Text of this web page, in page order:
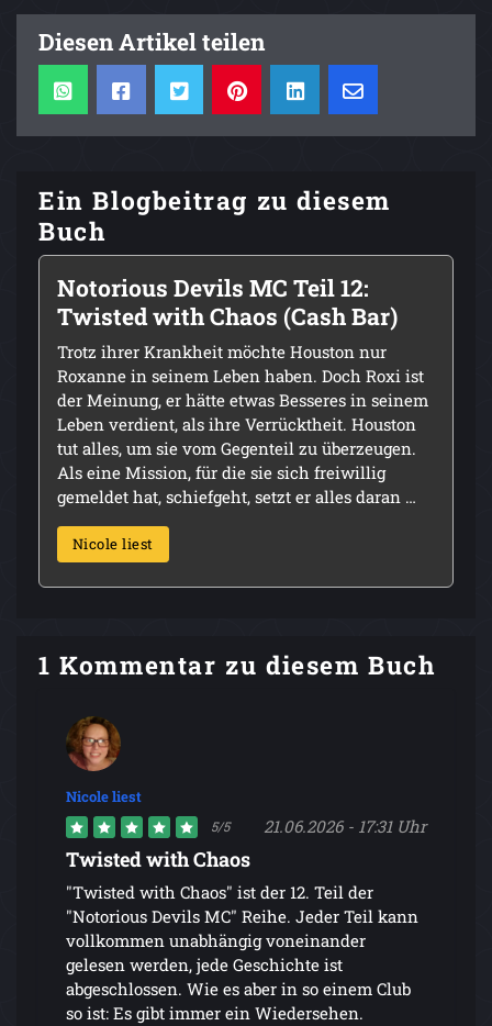
Diesen Artikel teilen
Ein Blogbeitrag zu diesem
Buch
Notorious Devils MC Teil 12:
Twisted with Chaos (Cash Bar)
Trotz ihrer Krankheit möchte Houston nur
Roxanne in seinem Leben haben. Doch Roxi ist
der Meinung, er hätte etwas Besseres in seinem
Leben verdient, als ihre Verrücktheit. Houston
tut alles, um sie vom Gegenteil zu überzeugen.
Als eine Mission, für die sie sich freiwillig
gemeldet hat, schiefgeht, setzt er alles daran …
Nicole liest
1 Kommentar zu diesem Buch
Nicole liest
5/5 21.06.2026 - 17:31 Uhr
Twisted with Chaos
"Twisted with Chaos" ist der 12. Teil der
"Notorious Devils MC" Reihe. Jeder Teil kann
vollkommen unabhängig voneinander
gelesen werden, jede Geschichte ist
abgeschlossen. Wie es aber in so einem Club
so ist: Es gibt immer ein Wiedersehen.